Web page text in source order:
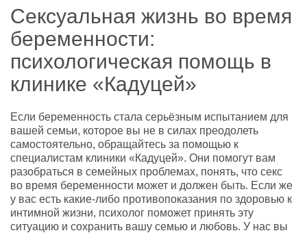
Сексуальная жизнь во время
беременности:
психологическая помощь в
клинике «Кадуцей»
Если беременность стала серьёзным испытанием для
вашей семьи, которое вы не в силах преодолеть
самостоятельно, обращайтесь за помощью к
специалистам клиники «Кадуцей». Они помогут вам
разобраться в семейных проблемах, понять, что секс
во время беременности может и должен быть. Если же
у вас есть какие-либо противопоказания по здоровью к
интимной жизни, психолог поможет принять эту
ситуацию и сохранить вашу семью и любовь. У нас вы